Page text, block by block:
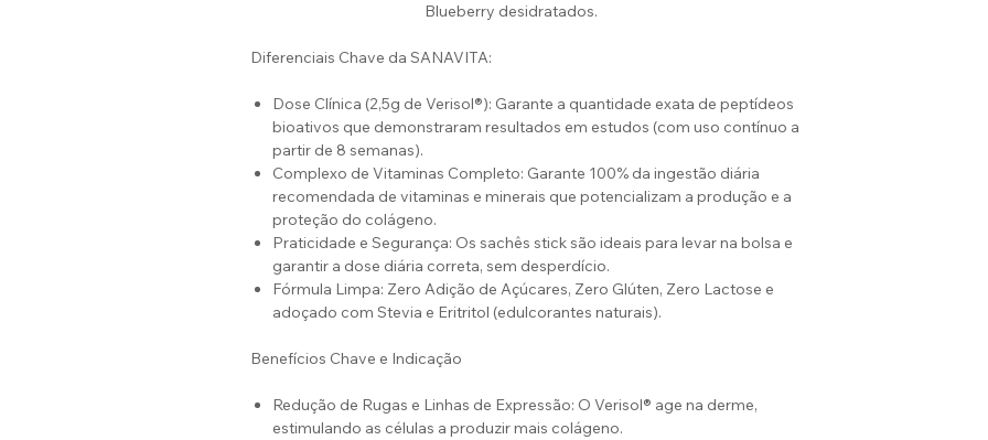
Blueberry desidratados.
Diferenciais Chave da SANAVITA:
Dose Clínica (2,5g de Verisol®): Garante a quantidade exata de peptídeos
bioativos que demonstraram resultados em estudos (com uso contínuo a
partir de 8 semanas).
Complexo de Vitaminas Completo: Garante 100% da ingestão diária
recomendada de vitaminas e minerais que potencializam a produção e a
proteção do colágeno.
Praticidade e Segurança: Os sachês stick são ideais para levar na bolsa e
garantir a dose diária correta, sem desperdício.
Fórmula Limpa: Zero Adição de Açúcares, Zero Glúten, Zero Lactose e
adoçado com Stevia e Eritritol (edulcorantes naturais).
Benefícios Chave e Indicação
Redução de Rugas e Linhas de Expressão: O Verisol® age na derme,
estimulando as células a produzir mais colágeno.